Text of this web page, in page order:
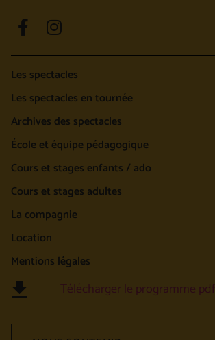
Les spectacles
Les spectacles en tournée
Archives des spectacles
École et équipe pédagogique
Cours et stages enfants / ado
Cours et stages adultes
La compagnie
Location
Mentions légales
Télécharger le programme pdf